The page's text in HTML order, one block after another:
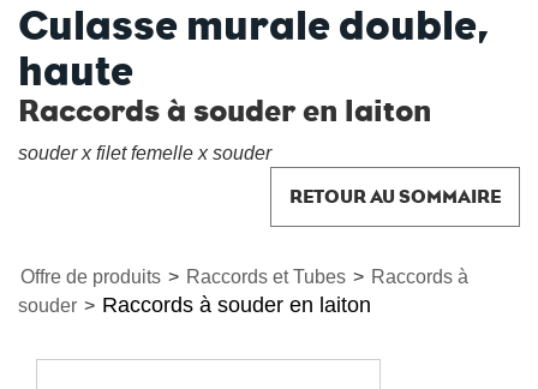
Culasse murale double,
haute
Raccords à souder en laiton
souder x filet femelle x souder
RETOUR AU SOMMAIRE
Offre de produits > Raccords et Tubes > Raccords à
souder > Raccords à souder en laiton